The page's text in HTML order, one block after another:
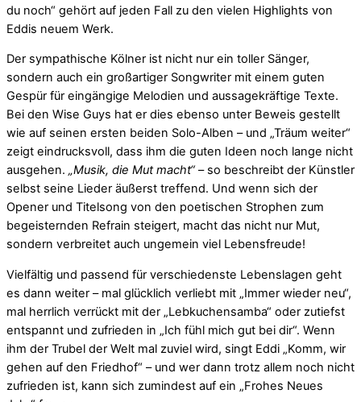
du noch“ gehört auf jeden Fall zu den vielen Highlights von
Eddis neuem Werk.
Der sympathische Kölner ist nicht nur ein toller Sänger,
sondern auch ein großartiger Songwriter mit einem guten
Gespür für eingängige Melodien und aussagekräftige Texte.
Bei den Wise Guys hat er dies ebenso unter Beweis gestellt
wie auf seinen ersten beiden Solo-Alben – und „Träum weiter“
zeigt eindrucksvoll, dass ihm die guten Ideen noch lange nicht
ausgehen. „Musik, die Mut macht“– so beschreibt der Künstler
selbst seine Lieder äußerst treffend. Und wenn sich der
Opener und Titelsong von den poetischen Strophen zum
begeisternden Refrain steigert, macht das nicht nur Mut,
sondern verbreitet auch ungemein viel Lebensfreude!
Vielfältig und passend für verschiedenste Lebenslagen geht
es dann weiter – mal glücklich verliebt mit „Immer wieder neu“,
mal herrlich verrückt mit der „Lebkuchensamba“ oder zutiefst
entspannt und zufrieden in „Ich fühl mich gut bei dir“. Wenn
ihm der Trubel der Welt mal zuviel wird, singt Eddi „Komm, wir
gehen auf den Friedhof“ – und wer dann trotz allem noch nicht
zufrieden ist, kann sich zumindest auf ein „Frohes Neues